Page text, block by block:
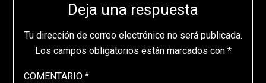
Deja una respuesta
Tu dirección de correo electrónico no será publicada.
Los campos obligatorios están marcados con *
COMENTARIO *